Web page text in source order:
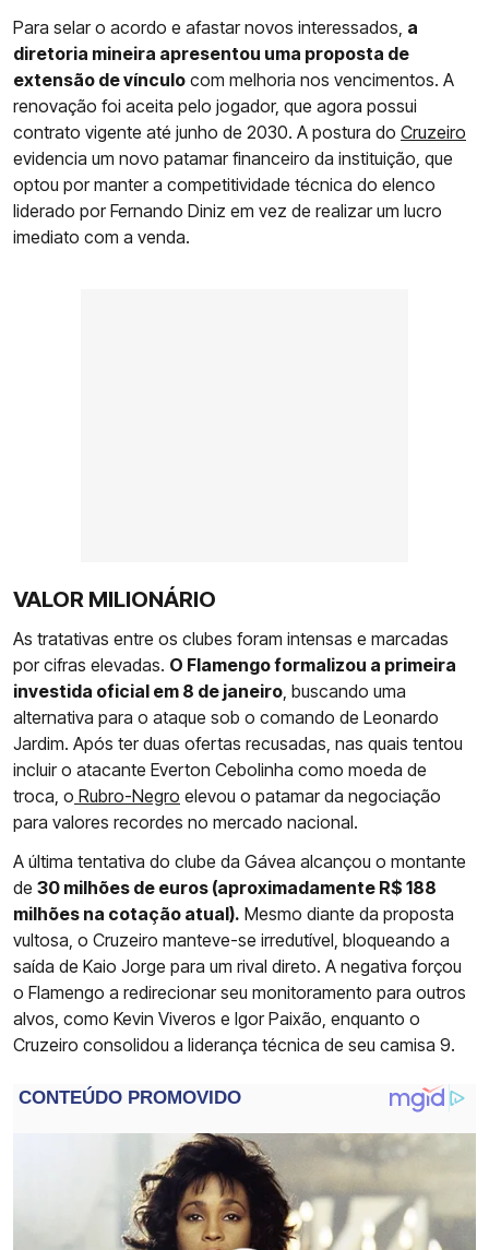
Para selar o acordo e afastar novos interessados, a
diretoria mineira apresentou uma proposta de
extensão de vínculo com melhoria nos vencimentos. A
renovação foi aceita pelo jogador, que agora possui
contrato vigente até junho de 2030. A postura do Cruzeiro
evidencia um novo patamar financeiro da instituição, que
optou por manter a competitividade técnica do elenco
liderado por Fernando Diniz em vez de realizar um lucro
imediato com a venda.
VALOR MILIONÁRIO
As tratativas entre os clubes foram intensas e marcadas
por cifras elevadas. O Flamengo formalizou a primeira
investida oficial em 8 de janeiro, buscando uma
alternativa para o ataque sob o comando de Leonardo
Jardim. Após ter duas ofertas recusadas, nas quais tentou
incluir o atacante Everton Cebolinha como moeda de
troca, o Rubro-Negro elevou o patamar da negociação
para valores recordes no mercado nacional.
A última tentativa do clube da Gávea alcançou o montante
de 30 milhões de euros (aproximadamente R$ 188
milhões na cotação atual). Mesmo diante da proposta
vultosa, o Cruzeiro manteve-se irredutível, bloqueando a
saída de Kaio Jorge para um rival direto. A negativa forçou
o Flamengo a redirecionar seu monitoramento para outros
alvos, como Kevin Viveros e Igor Paixão, enquanto o
Cruzeiro consolidou a liderança técnica de seu camisa 9.